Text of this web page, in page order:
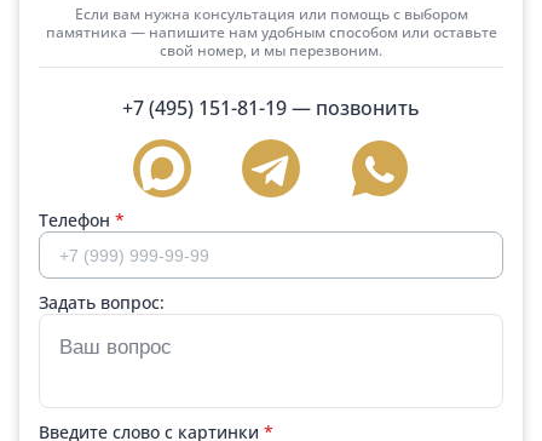
Если вам нужна консультация или помощь с выбором
памятника — напишите нам удобным способом или оставьте
свой номер, и мы перезвоним.
+7 (495) 151-81-19— позвонить
Телефон *
Задать вопрос:
Введите слово с картинки *